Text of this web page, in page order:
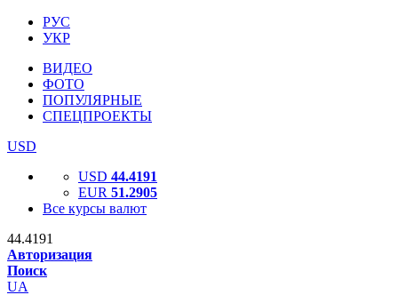
РУС
УКР
ВИДЕО
ФОТО
ПОПУЛЯРНЫЕ
СПЕЦПРОЕКТЫ
USD
USD 44.4191
EUR 51.2905
Все курсы валют
44.4191
Авторизация
Поиск
UA